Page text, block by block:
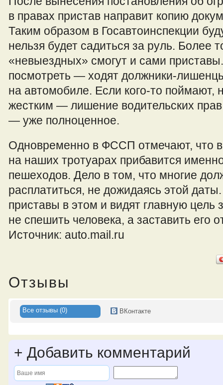
в правах пристав направит копию
Таким образом в Госавтоинспекции
нельзя будет садиться за руль. Более
«невыездных» смогут и сами
посмотреть — ходят должники-
на автомобиле. Если кого-то поймают,
жестким — лишение водительских прав
— уже полноценное.
Одновременно в ФССП отмечают, что
на наших тротуарах прибавится
пешеходов. Дело в том, что многие
расплатиться, не дожидаясь этой
приставы в этом и видят главную цель
не спешить человека, а заставить его
Источник: auto.mail.ru
Отзывы
Все отзывы (0) ВКонтакте
+ Добавить комментарий